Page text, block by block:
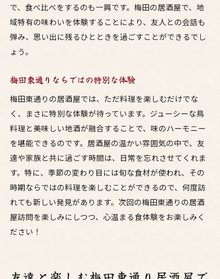
で、食べ比べをするのも一興です。梅田の居酒屋で、地
域特有の味わいを体験することにより、友人との会話も
弾み、思い出に残るひとときを過ごすことができるでし
ょう。
梅田東通りならではの特別な体験
梅田東通りの居酒屋では、ただ料理を楽しむだけでな
く、まさに特別な体験が待っています。ジューシーな鳥
料理と美味しい地酒が融合することで、味のハーモニー
を堪能できるのです。居酒屋の温かい雰囲気の中で、友
達や家族と共に過ごす時間は、日常を忘れさせてくれま
す。特に、季節の変わり目には旬な食材が使われ、その
時期ならではの料理を楽しむことができるので、何度訪
れても新しい発見があります。次回の梅田東通りの居酒
屋訪問を楽しみにしつつ、心温まる食体験をお楽しみく
ださい！